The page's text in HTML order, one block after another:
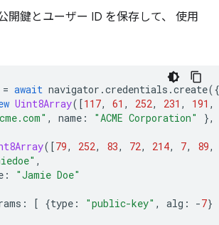
開鍵とユーザー ID を保存して、 使用
= await navigator .credentials .create({
Uint8Array([117, 61 , 252, 231 , 191 ,
, name : "ACME Corporation"
},
([79, 252, 83, 72, 214, 7, 89,
,
:
"Jamie Doe"
: [ {type : "public-key" , alg : -7}